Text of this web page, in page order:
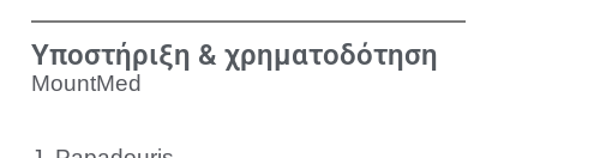
Υποστήριξη & χρηματοδότηση
MountMed